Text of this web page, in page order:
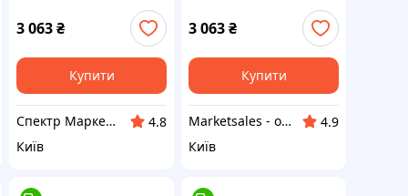
кріплення 120-180 мм
KING TONY 3641-I0
(Тайвань)
3 063₴
Купити
Спектр Маркет - професійне обладнання та інструмент
4.8
Київ
кріплення 120-180 мм
KING TONY 3641-I0
(Тайвань)
3 063₴
Купити
Marketsales - обладнання та інструменти
4.9
Київ